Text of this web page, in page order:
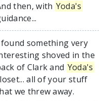
then, with Yoda's
something very
shoved in the
of Clark and Yoda's
all of your stuff
we threw away.